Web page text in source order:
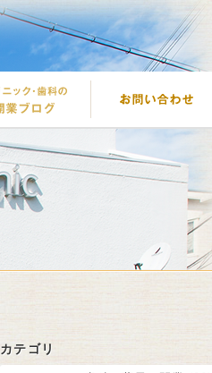
カテゴリ